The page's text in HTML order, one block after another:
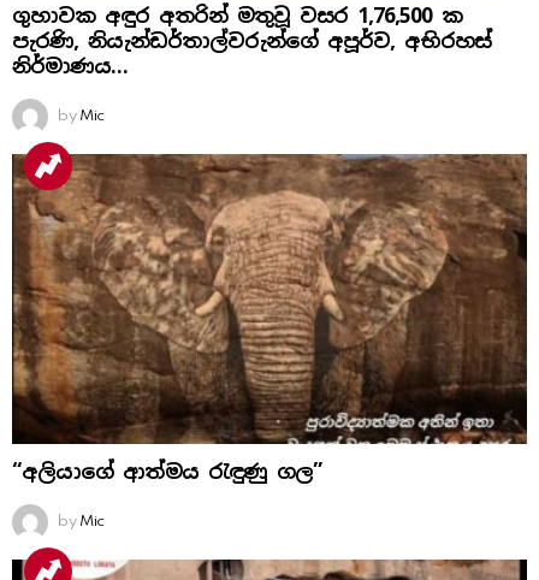
ගුහාවක අඳුර අතරින් මතුවූ වසර 1,76,500 ක
පැරණි, නියැන්ඩර්තාල්වරුන්ගේ අපූර්ව, අභිරහස්
නිර්මාණය…
by Mic
“අලියාගේ ආත්මය රැඳුණු ගල”
by Mic